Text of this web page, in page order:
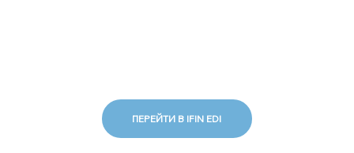
ПЕРЕЙТИ В IFIN EDI